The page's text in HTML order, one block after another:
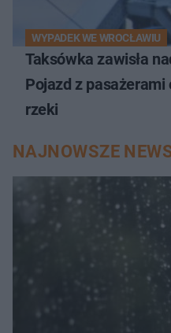
WYPADEK WE WROCŁAWIU
Taksówka zawisła
Pojazd z pasażerami
rzeki
NAJNOWSZE